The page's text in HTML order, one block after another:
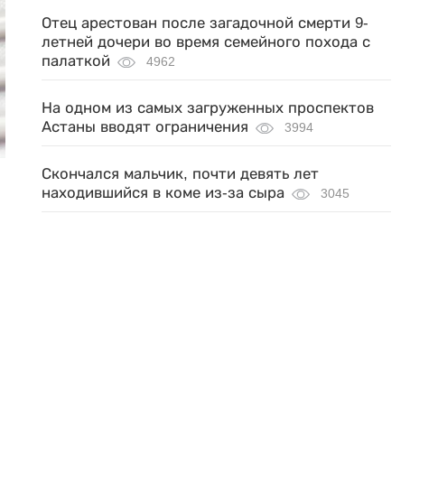
Отец арестован после загадочной смерти 9-
летней дочери во время семейного похода с
палаткой
4962
На одном из самых загруженных проспектов
Астаны вводят ограничения
3994
Скончался мальчик, почти девять лет
находившийся в коме из-за сыра
3045